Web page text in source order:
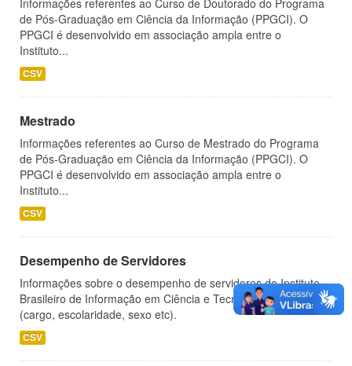
Informações referentes ao Curso de Doutorado do Programa
de Pós-Graduação em Ciência da Informação (PPGCI). O
PPGCI é desenvolvido em associação ampla entre o
Instituto...
CSV
Mestrado
Informações referentes ao Curso de Mestrado do Programa
de Pós-Graduação em Ciência da Informação (PPGCI). O
PPGCI é desenvolvido em associação ampla entre o
Instituto...
CSV
Desempenho de Servidores
Informações sobre o desempenho de servidores do Instituto
Brasileiro de Informação em Ciência e Tecnologia - IBICT
(cargo, escolaridade, sexo etc).
CSV